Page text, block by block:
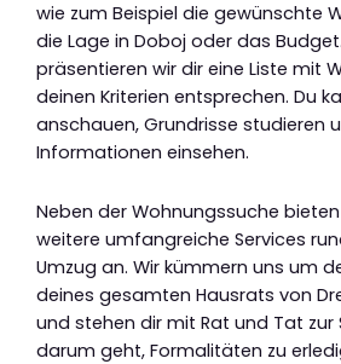
wie zum Beispiel die gewünschte
die Lage in Doboj oder das
präsentieren wir dir eine Liste mit
deinen Kriterien entsprechen. Du
anschauen, Grundrisse studieren
Informationen einsehen.
Neben der Wohnungssuche
weitere umfangreiche Services
Umzug an. Wir kümmern uns um
deines gesamten Hausrats von
und stehen dir mit Rat und Tat zur
darum geht, Formalitäten zu